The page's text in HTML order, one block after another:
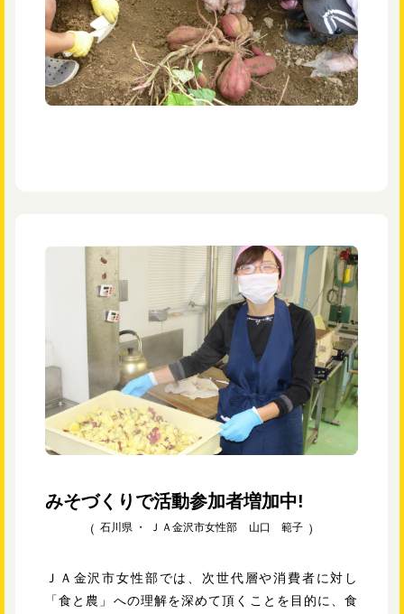
みそづくりで活動参加者増加中!
石川県 ・ ＪＡ金沢市女性部 山口 範子
ＪＡ金沢市女性部では、次世代層や消費者に対し
「食と農」への理解を深めて頂くことを目的に、食